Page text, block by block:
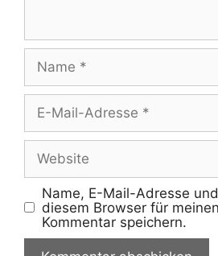
Name
E-
Mail-
Adresse
Website
Name, E-Mail-Adresse
diesem Browser für
Kommentar speichern.